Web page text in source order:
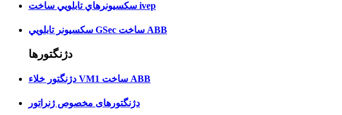
سکسيونرهاي تابلويي ساخت ivep
سکسيونر تابلويي GSec ساخت ABB
دژنگتورها
دژنگتور خلاء VM1 ساخت ABB
دژنگتورهای مخصوص ژنراتور